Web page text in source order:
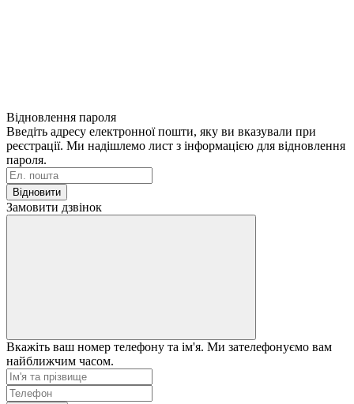
Відновлення пароля
Введіть адресу електронної пошти, яку ви вказували при
реєстрації. Ми надішлемо лист з інформацією для відновлення
пароля.
Відновити
Замовити дзвінок
Вкажіть ваш номер телефону та ім'я. Ми зателефонуємо вам
найближчим часом.